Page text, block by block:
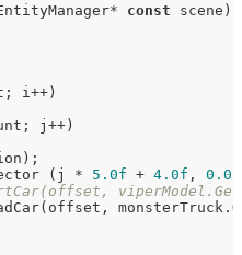
const scene)
i++)
j++)
;
(j *
5.0f + 4.0f , 0.0f